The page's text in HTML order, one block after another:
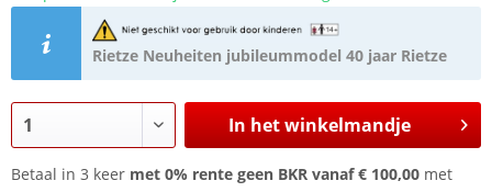
Rietze Neuheiten jubileummodel 40 jaar Rietze
In het winkelmandje
Betaal in 3 keer met 0% rente geen BKR vanaf € 100,00 met